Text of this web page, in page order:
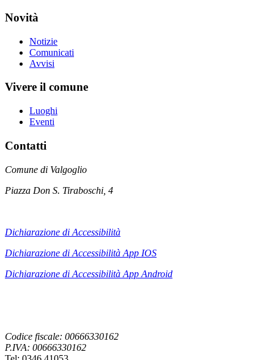
Novità
Notizie
Comunicati
Avvisi
Vivere il comune
Luoghi
Eventi
Contatti
Comune di Valgoglio
Piazza Don S. Tiraboschi, 4
Dichiarazione di Accessibilità
Dichiarazione di Accessibilità App IOS
Dichiarazione di Accessibilità App Android
Codice fiscale: 00666330162
P.IVA: 00666330162